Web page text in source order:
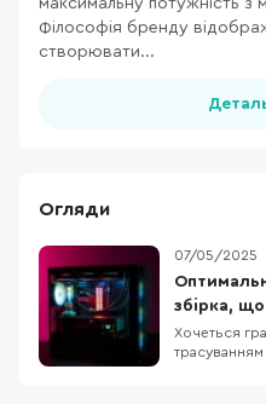
максимальну потужність з
Філософія бренду
створювати...
Огляди
07/05/2025
збірка, що
не тільки
Хочеться
трасуванням